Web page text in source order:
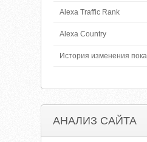
Alexa Traffic Rank
Alexa Country
История изменения
АНАЛИЗ САЙТА